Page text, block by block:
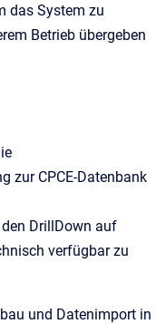
das System zu
Betrieb übergeben
zur CPCE-Datenbank
den DrillDown auf
verfügbar zu
und Datenimport in